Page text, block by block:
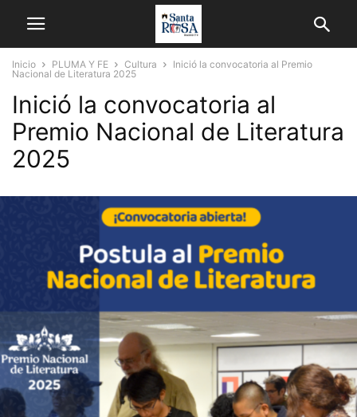
Inicio PLUMA Y FE Cultura
Inició la convocatoria al Premio
Nacional de Literatura 2025
Inició la convocatoria al
Premio Nacional de Literatura
2025